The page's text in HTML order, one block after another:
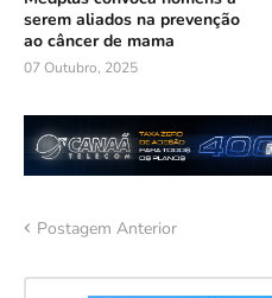
serem aliados na prevenção
ao câncer de mama
07 Outubro, 2025
Postagem Anterior